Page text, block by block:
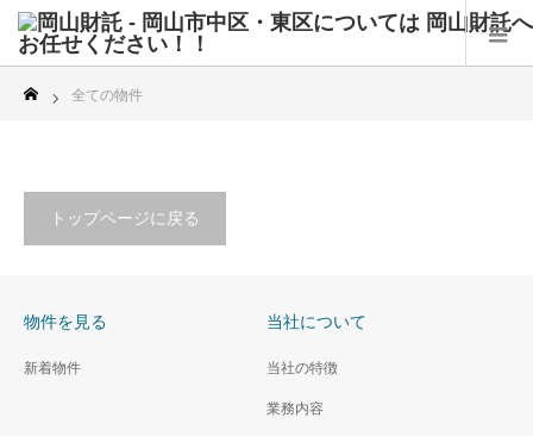
全ての物件
トップページに戻る
物件を見る
新着物件
当社について
当社の特徴
業務内容